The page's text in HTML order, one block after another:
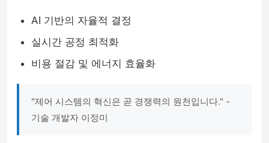
AI 기반의 자율적 결정
실시간 공정 최적화
비용 절감 및 에너지 효율화
"제어 시스템의 혁신은 곧 경쟁력의 원천입니다." -
기술 개발자 이정미